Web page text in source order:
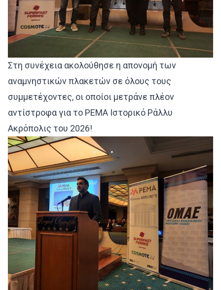
Στη συνέχεια ακολούθησε η απονομή των
αναμνηστικών πλακετών σε όλους τους
συμμετέχοντες, οι οποίοι μετράνε πλέον
αντίστροφα για το PEMA Ιστορικό Ράλλυ
Ακρόπολις του 2026!